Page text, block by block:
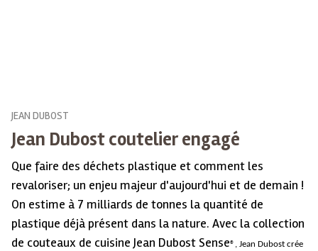
JEAN DUBOST
Jean Dubost coutelier engagé
Que faire des déchets plastique et comment les
revaloriser; un enjeu majeur d'aujourd'hui et de demain !
On estime à 7 milliards de tonnes la quantité de
plastique déjà présent dans la nature. Avec la collection
de couteaux de cuisine Jean Dubost Sense®, Jean Dubost crée